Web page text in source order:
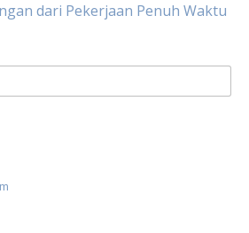
dari Pekerjaan Penuh Waktu